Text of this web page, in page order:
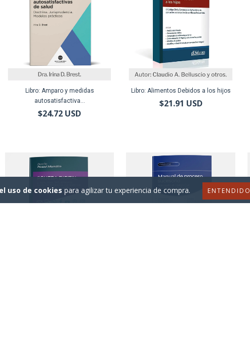
uso de cookies para agilizar tu experiencia de compra. ENTENDIDO
Libro: Amparo y medidas
autosatisfactiva...
$24.72 USD
Libro: Alimentos Debidos a los hijos
$21.91 USD